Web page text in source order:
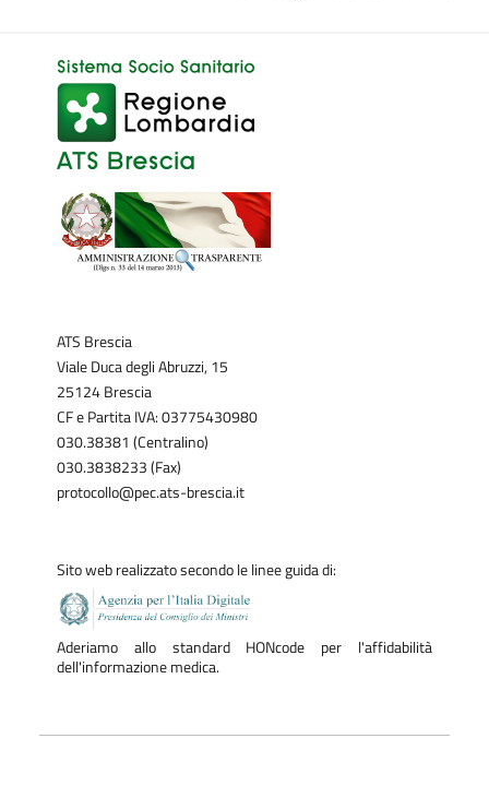
ATS Brescia
Viale Duca degli Abruzzi, 15
25124 Brescia
CF e Partita IVA: 03775430980
030.38381 (Centralino)
030.3838233 (Fax)
protocollo@pec.ats-brescia.it
Sito web realizzato secondo le linee guida di:
Aderiamo allo standard HONcode per l'affidabilità
dell'informazione medica.